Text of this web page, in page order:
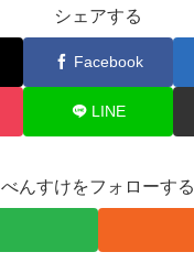
シェアする
Facebook
LINE
べんすけをフォローする